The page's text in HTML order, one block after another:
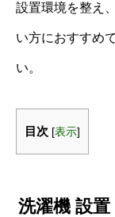
設置環境を整え
い方におすすめ
い。
目次 [表示]
洗濯機 設